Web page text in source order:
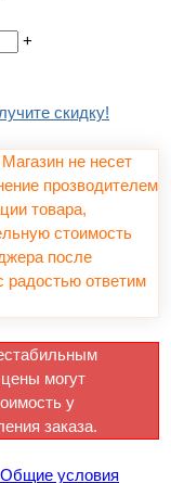
+
скидку!
не несет
прозводителем
товара,
стоимость
после
ответим
могут
у
заказа.
Общие условия